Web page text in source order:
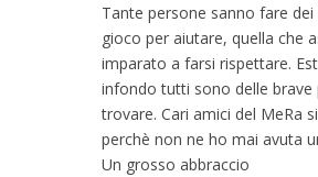
Tante persone sanno fare
gioco per aiutare, quella che
imparato a farsi rispettare.
infondo tutti sono delle brave
trovare. Cari amici del MeRa
perchè non ne ho mai avuta
Un grosso abbraccio